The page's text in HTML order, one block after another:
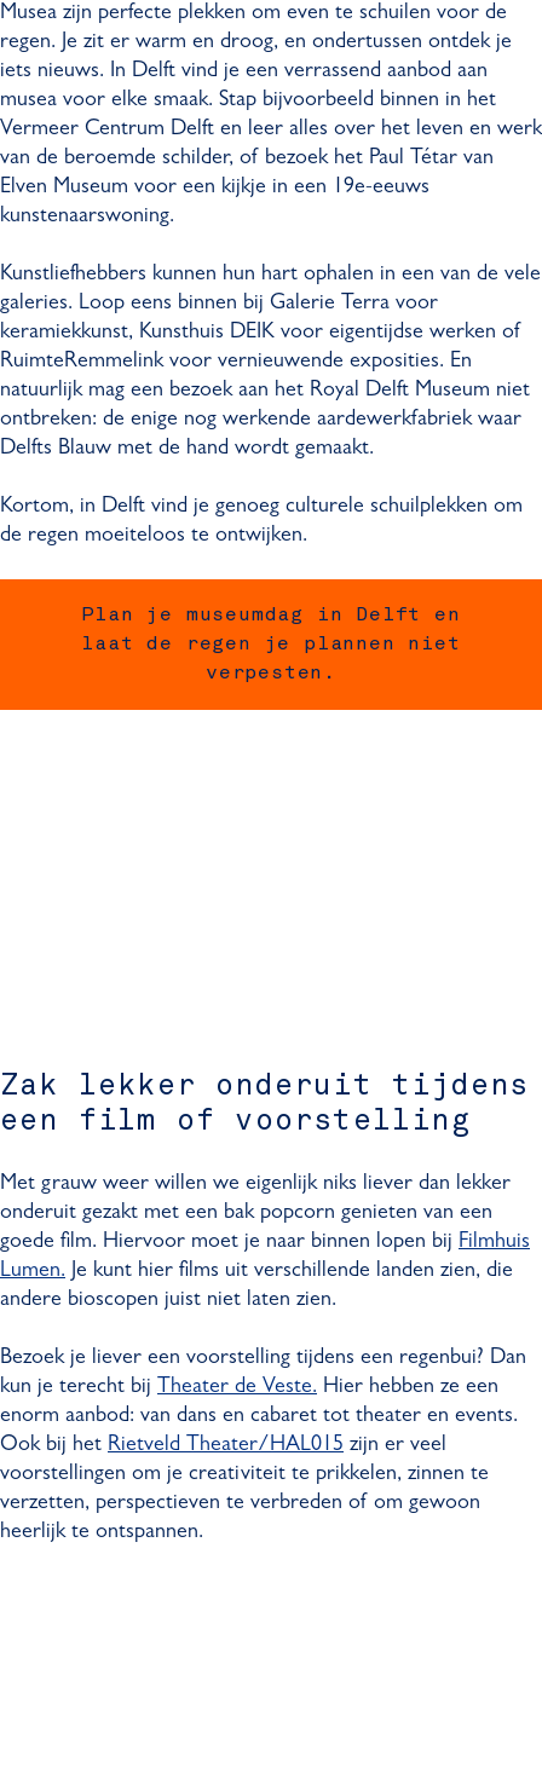
Musea zijn perfecte plekken om even te schuilen voor de
regen. Je zit er warm en droog, en ondertussen ontdek je
iets nieuws. In Delft vind je een verrassend aanbod aan
musea voor elke smaak. Stap bijvoorbeeld binnen in het
Vermeer Centrum Delft en leer alles over het leven en werk
van de beroemde schilder, of bezoek het Paul Tétar van
Elven Museum voor een kijkje in een 19e-eeuws
kunstenaarswoning.
Kunstliefhebbers kunnen hun hart ophalen in een van de vele
galeries. Loop eens binnen bij Galerie Terra voor
keramiekkunst, Kunsthuis DEIK voor eigentijdse werken of
RuimteRemmelink voor vernieuwende exposities. En
natuurlijk mag een bezoek aan het Royal Delft Museum niet
ontbreken: de enige nog werkende aardewerkfabriek waar
Delfts Blauw met de hand wordt gemaakt.
Kortom, in Delft vind je genoeg culturele schuilplekken om
de regen moeiteloos te ontwijken.
Plan je museumdag in Delft en
laat de regen je plannen niet
verpesten.
Zak lekker onderuit tijdens
een film of voorstelling
Met grauw weer willen we eigenlijk niks liever dan lekker
onderuit gezakt met een bak popcorn genieten van een
goede film. Hiervoor moet je naar binnen lopen bij Filmhuis
Lumen. Je kunt hier films uit verschillende landen zien, die
andere bioscopen juist niet laten zien.
Bezoek je liever een voorstelling tijdens een regenbui? Dan
kun je terecht bij Theater de Veste. Hier hebben ze een
enorm aanbod: van dans en cabaret tot theater en events.
Ook bij het Rietveld Theater/HAL015 zijn er veel
voorstellingen om je creativiteit te prikkelen, zinnen te
verzetten, perspectieven te verbreden of om gewoon
heerlijk te ontspannen.